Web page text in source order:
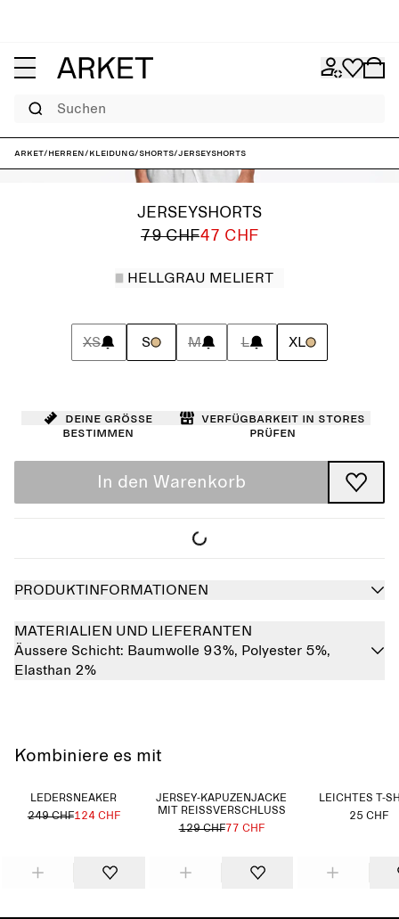
Suchen
ARKET/Herren/Kleidung/Shorts/Jerseyshorts
JERSEYSHORTS
79 CHF47 CHF
HELLGRAU MELIERT
XS S M L XL
Deine Größe
bestimmen
Verfügbarkeit in Stores
prüfen
In den Warenkorb
PRODUKTINFORMATIONEN
MATERIALIEN UND LIEFERANTEN
Äussere Schicht: Baumwolle 93%, Polyester 5%,
Elasthan 2%
Kombiniere es mit
LEDERSNEAKER
249 CHF124 CHF
JERSEY-KAPUZENJACKE
MIT REISSVERSCHLUSS
129 CHF77 CHF
LEICHTES T-
25 CHF